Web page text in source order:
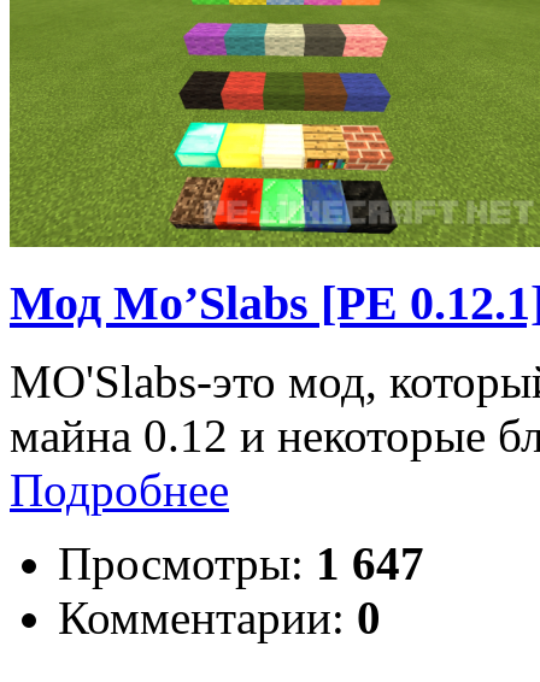
Мод Mo’Slabs [PE
МО'Slabs-это мод,
майна 0.12 и некоторые
Подробнее
Просмотры: 1 647
Комментарии: 0